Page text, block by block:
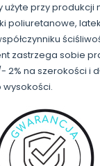
użyte przy
poliuretanowe,
zastrzega sobie
2% na szerokości i